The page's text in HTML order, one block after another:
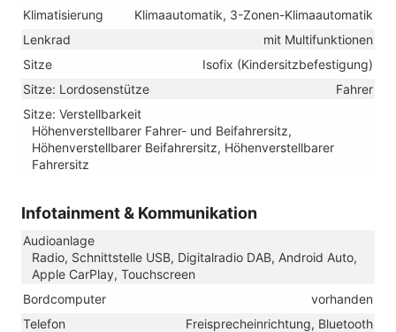
Klimatisierung
Klimaautomatik, 3-Zonen-Klimaautomatik
Lenkrad
mit Multifunktionen
Sitze
Isofix (Kindersitzbefestigung)
Sitze: Lordosenstütze
Fahrer
Sitze: Verstellbarkeit
Höhenverstellbarer Fahrer- und Beifahrersitz,
Höhenverstellbarer Beifahrersitz, Höhenverstellbarer
Fahrersitz
Infotainment & Kommunikation
Audioanlage
Radio, Schnittstelle USB, Digitalradio DAB, Android Auto,
Apple CarPlay, Touchscreen
Bordcomputer
vorhanden
Telefon
Freisprecheinrichtung, Bluetooth